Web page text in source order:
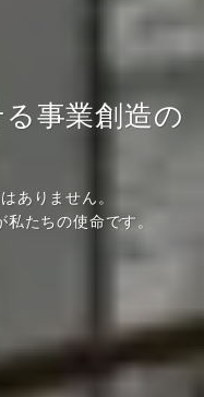
事業創造の
ありません。
たちの使命です。